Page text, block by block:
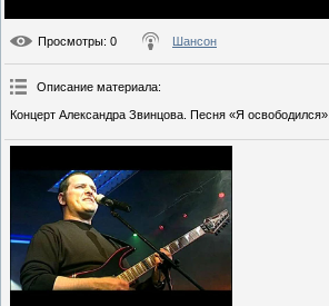
Просмотры: 0 Шансон
Описание материала:
Концерт Александра Звинцова. Песня «Я освободился».